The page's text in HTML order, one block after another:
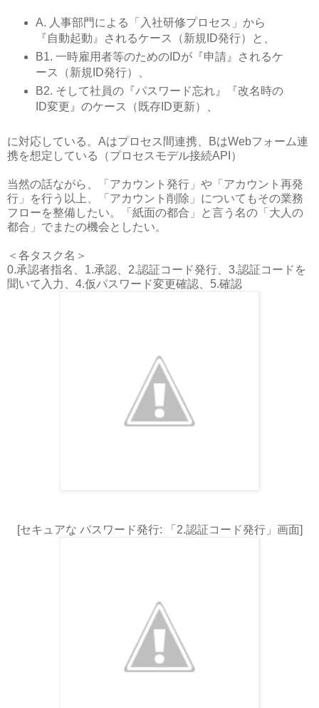
A. 人事部門による「入社研修プロセス」から
『自動起動』されるケース（新規ID発行）と、
B1. 一時雇用者等のためのIDが『申請』されるケ
ース（新規ID発行）、
B2. そして社員の『パスワード忘れ』『改名時の
ID変更』のケース（既存ID更新）、
に対応している。Aはプロセス間連携、BはWebフォーム連
携を想定している（プロセスモデル接続API）
当然の話ながら、「アカウント発行」や「アカウント再発
行」を行う以上、「アカウント削除」についてもその業務
フローを整備したい。「紙面の都合」と言う名の「大人の
都合」でまたの機会としたい。
＜各タスク名＞
0.承認者指名、1.承認、2.認証コード発行、3.認証コードを
聞いて入力、4.仮パスワード変更確認、5.確認
[セキュアな パスワード発行: 「2.認証コード発行」画面]